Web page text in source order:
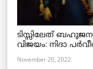
ടിസ്സിലേത്
വിജയം: നിദാ
November 20, 2022